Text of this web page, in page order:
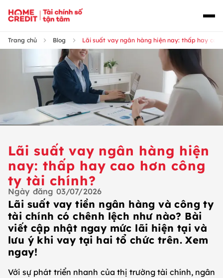
Trang chủ Blog Lãi suất vay ngân hàng hiện nay: thấp hay cao
Lãi suất vay ngân hàng hiện
nay: thấp hay cao hơn công
ty tài chính?
Ngày đăng 03/07/2026
Lãi suất vay tiền ngân hàng và công ty
tài chính có chênh lệch như nào? Bài
viết cập nhật ngay mức lãi hiện tại và
lưu ý khi vay tại hai tổ chức trên. Xem
ngay!
Với sự phát triển nhanh của thị trường tài chính, ngân